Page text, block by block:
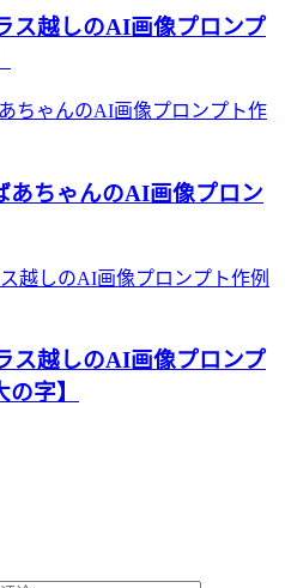
ス越しのAI画像プロンプ
あちゃんのAI画像プロン
ス越しのAI画像プロンプ
字】